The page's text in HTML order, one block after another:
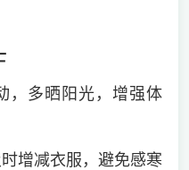
多晒阳光，增强体
增减衣服，避免感寒